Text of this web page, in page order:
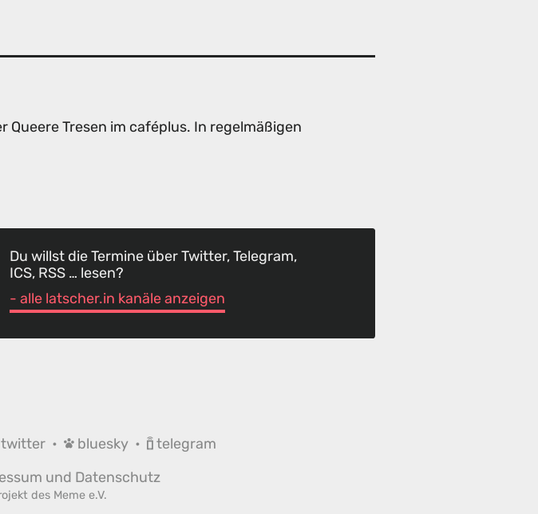
Queere Tresen im caféplus. In regelmäßigen
Du willst die Termine über Twitter, Telegram,
ICS, RSS … lesen?
- alle latscher.in kanäle anzeigen
twitter • bluesky •
telegram
und Datenschutz
des Meme e.V.